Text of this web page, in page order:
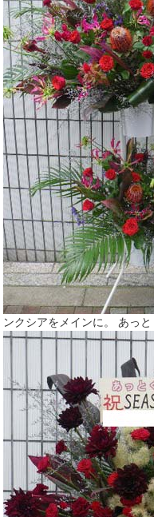
ンクシアをメインに。 あっ